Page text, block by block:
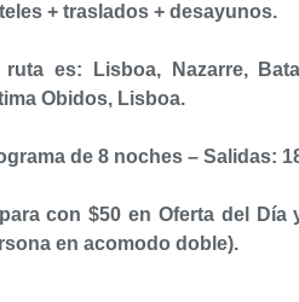
+ traslados + desayunos.
ruta es: Lisboa, Nazarre,
Obidos, Lisboa.
de 8 noches – Salidas:
con $50 en Oferta del Día
en acomodo doble).